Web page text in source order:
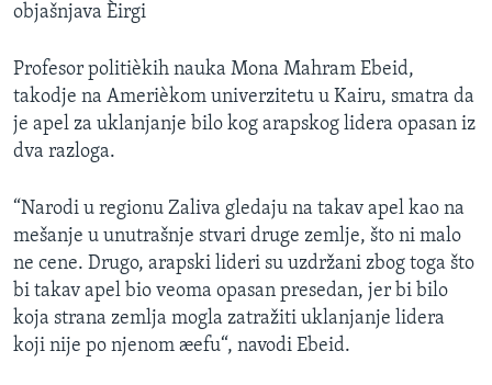
objašnjava Èirgi
Profesor politièkih nauka Mona Mahram Ebeid,
takodje na Amerièkom univerzitetu u Kairu, smatra da
je apel za uklanjanje bilo kog arapskog lidera opasan iz
dva razloga.
“Narodi u regionu Zaliva gledaju na takav apel kao na
mešanje u unutrašnje stvari druge zemlje, što ni malo
ne cene. Drugo, arapski lideri su uzdržani zbog toga što
bi takav apel bio veoma opasan presedan, jer bi bilo
koja strana zemlja mogla zatražiti uklanjanje lidera
koji nije po njenom æefu“, navodi Ebeid.